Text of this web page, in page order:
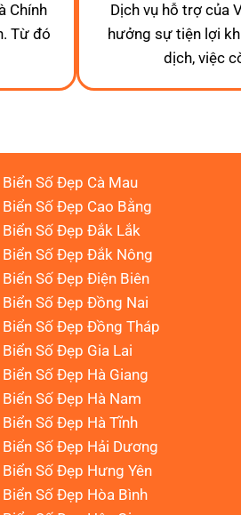
Chính
Từ đó
Dịch vụ hỗ trợ của
hưởng sự tiện lợi
dịch, việc
Biển Số Đẹp Cà Mau
Biển Số Đẹp Cao Bằng
Biển Số Đẹp Đắk Lắk
Biển Số Đẹp Đắk Nông
Biển Số Đẹp Điện Biên
Biển Số Đẹp Đồng Nai
Biển Số Đẹp Đồng Tháp
Biển Số Đẹp Gia Lai
Biển Số Đẹp Hà Giang
Biển Số Đẹp Hà Nam
Biển Số Đẹp Hà Tĩnh
Biển Số Đẹp Hải Dương
Biển Số Đẹp Hưng Yên
Biển Số Đẹp Hòa Bình